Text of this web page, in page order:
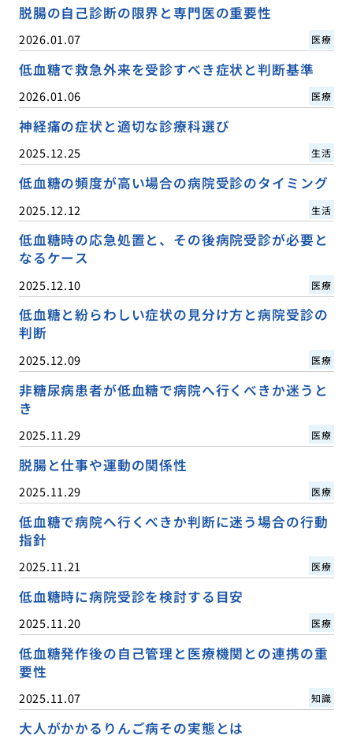
脱腸の自己診断の限界と専門医の重要性
2026.01.07 医療
低血糖で救急外来を受診すべき症状と判断基準
2026.01.06 医療
神経痛の症状と適切な診療科選び
2025.12.25 生活
低血糖の頻度が高い場合の病院受診のタイミング
2025.12.12 生活
低血糖時の応急処置と、その後病院受診が必要と
なるケース
2025.12.10 医療
低血糖と紛らわしい症状の見分け方と病院受診の
判断
2025.12.09 医療
非糖尿病患者が低血糖で病院へ行くべきか迷うと
き
2025.11.29 医療
脱腸と仕事や運動の関係性
2025.11.29 医療
低血糖で病院へ行くべきか判断に迷う場合の行動
指針
2025.11.21 医療
低血糖時に病院受診を検討する目安
2025.11.20 医療
低血糖発作後の自己管理と医療機関との連携の重
要性
2025.11.07 知識
大人がかかるりんご病その実態とは